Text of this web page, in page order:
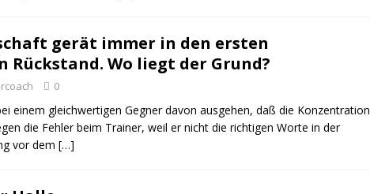
gerät immer in den ersten
Rückstand. Wo liegt der Grund?
0
einem gleichwertigen Gegner davon ausgehen, daß die Konzentration
die Fehler beim Trainer, weil er nicht die richtigen Worte in der
vor dem […]